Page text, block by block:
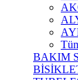
BAKIM